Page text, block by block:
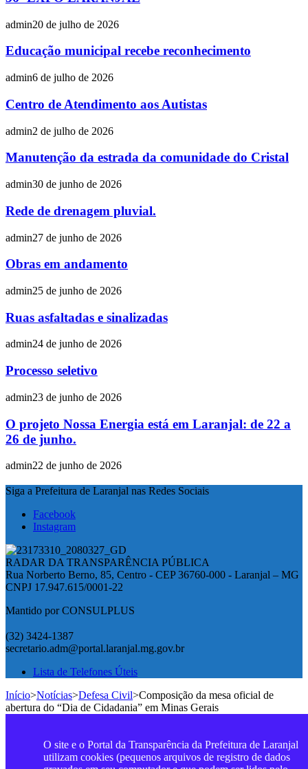
admin20 de julho de 2026
Educação municipal recebe reconhecimento
admin6 de julho de 2026
Centro de Atendimento aos Autistas
admin2 de julho de 2026
Manutenção da estrada da comunidade do Cristal
admin30 de junho de 2026
Rede de drenagem pluvial.
admin27 de junho de 2026
Obras em andamento
admin25 de junho de 2026
Ruas asfaltadas e sinalizadas
admin24 de junho de 2026
Processo seletivo
admin23 de junho de 2026
O projeto Nossa Energia está em Laranjal: de 22 a
26 de junho.
admin22 de junho de 2026
Siga a Prefeitura de Laranjal nas Redes Sociais
Facebook
Instagram
RADAR DA TRANSPARÊNCIA PÚBLICA
Rua Norberto Berno, 85, Centro - CEP 36760-000 - Laranjal – MG
CNPJ 17.947.615/0001-22
Mantido por CONSULPLUS
(32) 3424-1387
secretario.adm@portal.laranjal.mg.gov.br
Lista de Telefones Úteis
Início>Notícias>Defesa Civil>Composição da mesa oficial de
abertura do “Dia de Cidadania” em Minas Gerais
O site e o Portal da Transparência da Prefeitura de Laranjal
utilizam cookies (pequenos arquivos de registro de dados